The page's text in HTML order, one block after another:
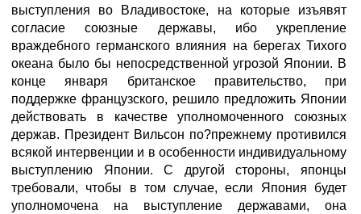
выступления во Владивостоке, на которые изъявят
согласие союзные державы, ибо укрепление
враждебного германского влияния на берегах Тихого
океана было бы непосредственной угрозой Японии. В
конце января британское правительство, при
поддержке французского, решило предложить Японии
действовать в качестве уполномоченного союзных
держав. Президент Вильсон по?прежнему противился
всякой интервенции и в особенности индивидуальному
выступлению Японии. С другой стороны, японцы
требовали, чтобы в том случае, если Япония будет
уполномочена на выступление державами, она